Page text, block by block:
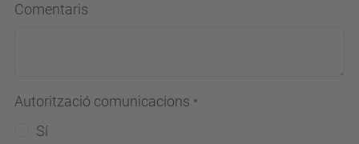
Comentaris
Autorització comunicacions
Sí